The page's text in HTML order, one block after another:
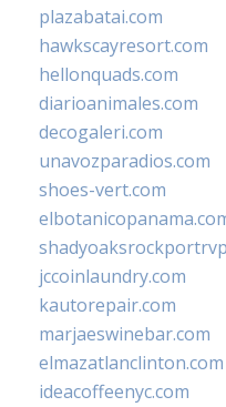
plazabatai.com
hawkscayresort.com
hellonquads.com
diarioanimales.com
decogaleri.com
unavozparadios.com
shoes-vert.com
jccoinlaundry.com
kautorepair.com
marjaeswinebar.com
elmazatlanclinton.com
ideacoffeenyc.com